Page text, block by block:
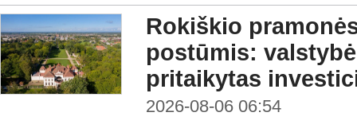
Rokiškio
postūmis:
pritaikytas
2026-08-06 06:54